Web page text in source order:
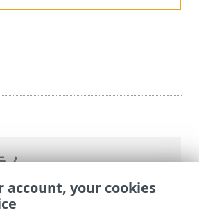
ム
ヘルプ>ESET PROTECT
PROTECT On-Premの概要
account, your cookies